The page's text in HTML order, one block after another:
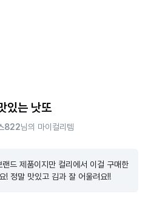
있는 낫또
822님의 마이컬리템
드 제품이지만 컬리에서 이걸 구매한
! 정말 맛있고 김과 잘 어울려요!!